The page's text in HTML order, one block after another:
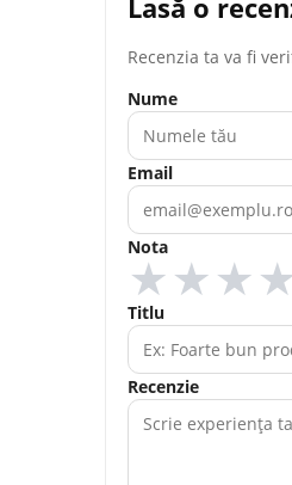
Lasă o
Recenzia ta va fi
Nume
Email
Nota
★
★
★
Titlu
Recenzie